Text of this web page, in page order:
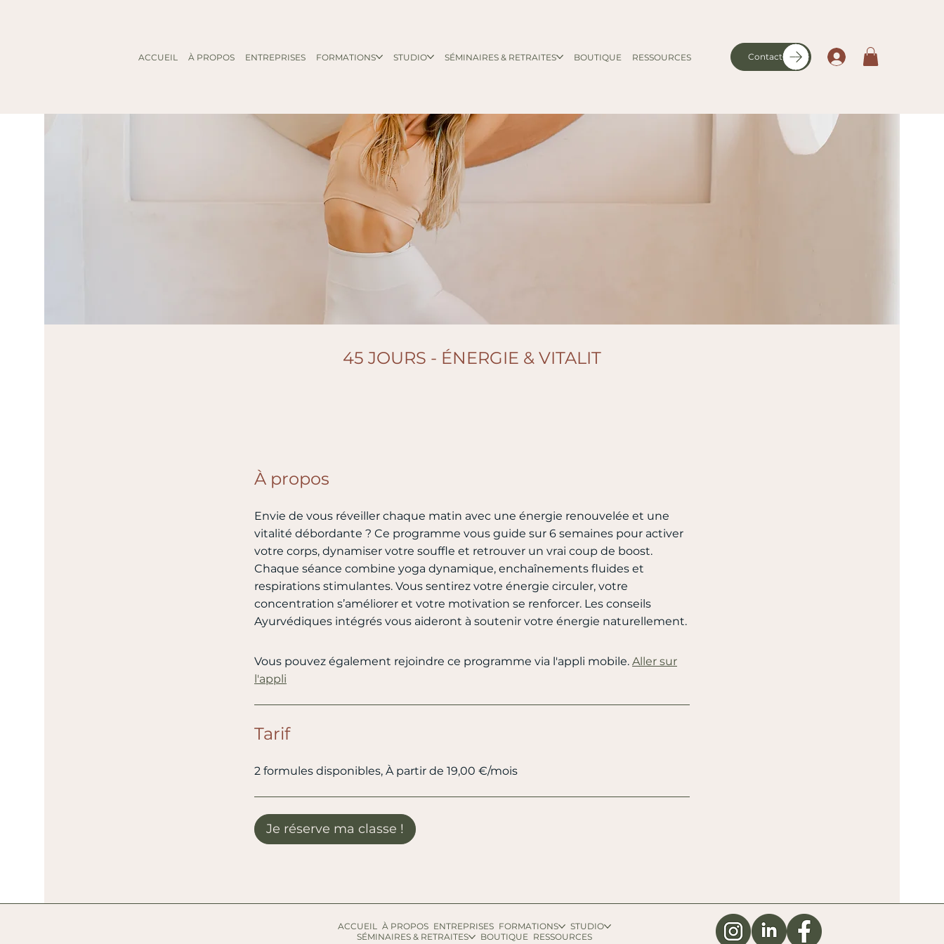
ACCUEIL À PROPOS ENTREPRISES FORMATIONS STUDIO SÉMINAIRES & RETRAITES BOUTIQUE RESSOURCES Contact
45 JOURS - ÉNERGIE & VITALIT
À propos
Envie de vous réveiller chaque matin avec une énergie renouvelée et une
vitalité débordante ? Ce programme vous guide sur 6 semaines pour activer
votre corps, dynamiser votre souffle et retrouver un vrai coup de boost.
Chaque séance combine yoga dynamique, enchaînements fluides et
respirations stimulantes. Vous sentirez votre énergie circuler, votre
concentration s’améliorer et votre motivation se renforcer. Les conseils
Ayurvédiques intégrés vous aideront à soutenir votre énergie naturellement.
Vous pouvez également rejoindre ce programme via l'appli mobile. Aller sur
l'appli
Tarif
2 formules disponibles, À partir de 19,00 €/mois
Je réserve ma classe !
ACCUEIL À PROPOS ENTREPRISES FORMATIONS
STUDIO
SÉMINAIRES & RETRAITES
BOUTIQUE RESSOURCES